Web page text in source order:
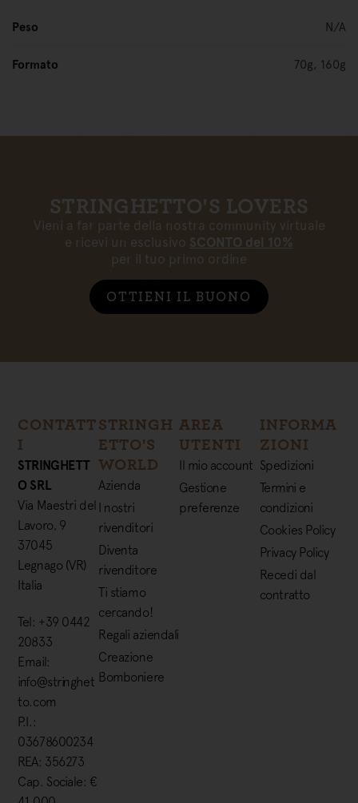
Peso N/A
Formato 70g, 160g
STRINGHETTO'S LOVERS
Vieni a far parte della nostra community virtuale
e ricevi un esclusivo SCONTO del 10%
per il tuo primo ordine
OTTIENI IL BUONO
CONTATT
I
STRINGHETT
O SRL
Via Maestri del
Lavoro, 9
37045
Legnago (VR)
Italia
Tel: +39 0442
20833
Email:
info@stringhet
to.com
P.I.:
03678600234
REA: 356273
Cap. Sociale: €
STRINGH
ETTO'S
WORLD
Azienda
I nostri
rivenditori
Diventa
rivenditore
Ti stiamo
cercando!
Regali aziendali
Creazione
Bomboniere
AREA
UTENTI
Il mio account
Gestione
preferenze
INFORMA
ZIONI
Spedizioni
Termini e
condizioni
Cookies Policy
Privacy Policy
Recedi dal
contratto